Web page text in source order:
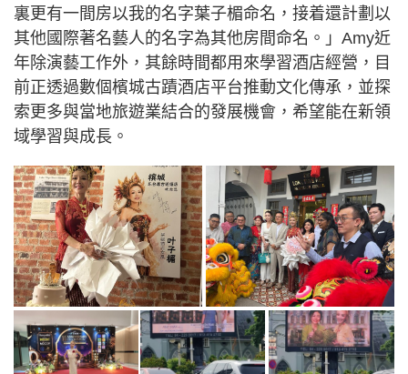
裏更有一間房以我的名字葉子楣命名，接着還計劃以
其他國際著名藝人的名字為其他房間命名。」Amy近
年除演藝工作外，其餘時間都用來學習酒店經營，目
前正透過數個檳城古蹟酒店平台推動文化傳承，並探
索更多與當地旅遊業結合的發展機會，希望能在新領
域學習與成長。